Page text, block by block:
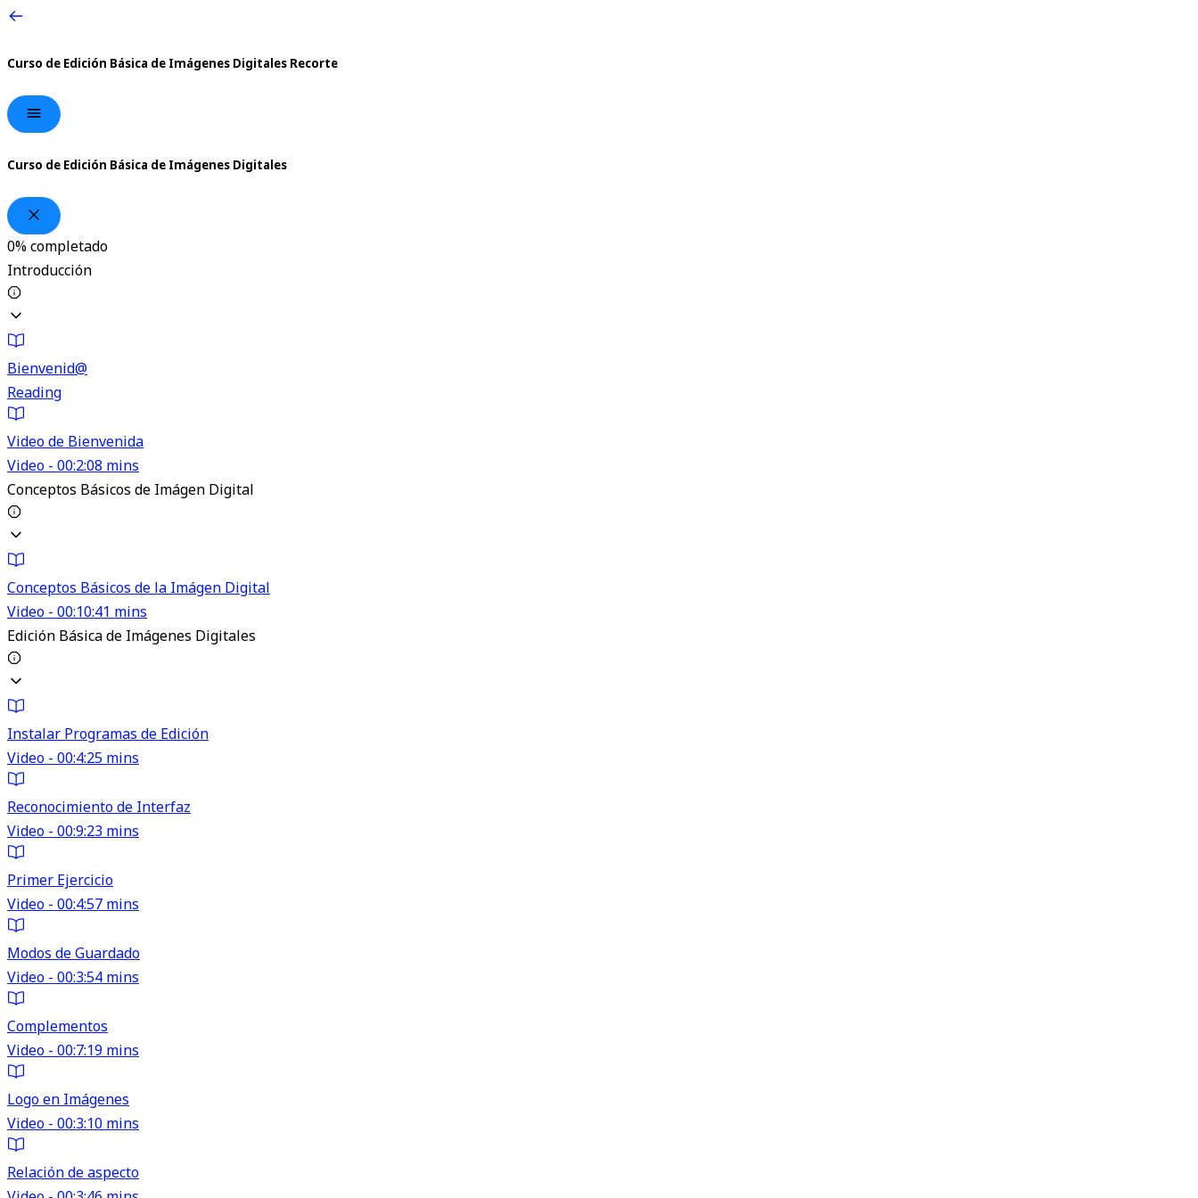
Curso de Edición Básica de Imágenes Digitales Recorte
Curso de Edición Básica de Imágenes Digitales
0%completado
Introducción
Bienvenid@
Reading
Video de Bienvenida
Video - 00:2:08 mins
Conceptos Básicos de Imágen Digital
Conceptos Básicos de la Imágen Digital
Video - 00:10:41 mins
Edición Básica de Imágenes Digitales
Instalar Programas de Edición
Video - 00:4:25 mins
Reconocimiento de Interfaz
Video - 00:9:23 mins
Primer Ejercicio
Video - 00:4:57 mins
Modos de Guardado
Video - 00:3:54 mins
Complementos
Video - 00:7:19 mins
Logo en Imágenes
Video - 00:3:10 mins
Relación de aspecto